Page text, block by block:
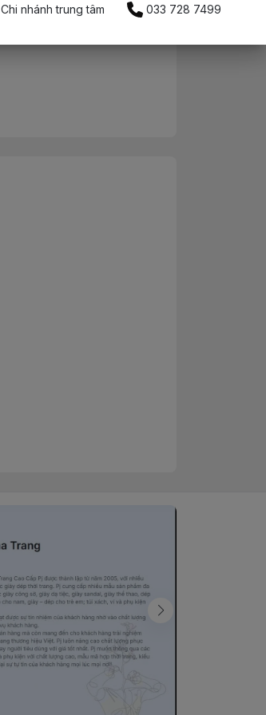
Chi nhánh trung tâm 033 728 7499